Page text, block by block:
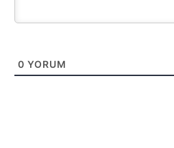
0 YORUM